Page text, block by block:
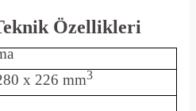
Özellikleri
x 226 mm3